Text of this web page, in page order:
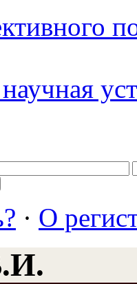
· О